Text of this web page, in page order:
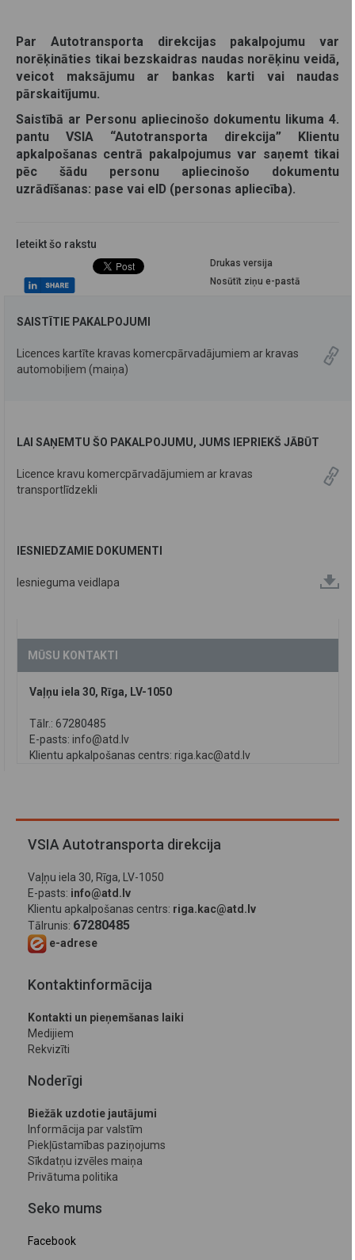
Par Autotransporta direkcijas pakalpojumu var
norēķināties tikai bezskaidras naudas norēķinu veidā,
veicot maksājumu ar bankas karti vai naudas
pārskaitījumu.
Saistībā ar Personu apliecinošo dokumentu likuma 4.
pantu VSIA “Autotransporta direkcija” Klientu
apkalpošanas centrā pakalpojumus var saņemt tikai
pēc šādu personu apliecinošo dokumentu
uzrādīšanas: pase vai eID (personas apliecība).
Ieteikt šo rakstu
Drukas versija
Nosūtīt ziņu e-pastā
SAISTĪTIE PAKALPOJUMI
Licences kartīte kravas komercpārvadājumiem ar kravas
automobiļiem (maiņa)
LAI SAŅEMTU ŠO PAKALPOJUMU, JUMS IEPRIEKŠ JĀBŪT
Licence kravu komercpārvadājumiem ar kravas
transportlīdzekli
IESNIEDZAMIE DOKUMENTI
Iesnieguma veidlapa
MŪSU KONTAKTI
Vaļņu iela 30, Rīga, LV-1050
Tālr.: 67280485
E-pasts: info@atd.lv
Klientu apkalpošanas centrs: riga.kac@atd.lv
VSIA Autotransporta direkcija
Vaļņu iela 30, Rīga, LV-1050
E-pasts: info@atd.lv
Klientu apkalpošanas centrs: riga.kac@atd.lv
Tālrunis: 67280485
e-adrese
Kontaktinformācija
Kontakti un pieņemšanas laiki
Medijiem
Rekvizīti
Noderīgi
Biežāk uzdotie jautājumi
Informācija par valstīm
Piekļūstamības paziņojums
Sīkdatņu izvēles maiņa
Privātuma politika
Seko mums
Facebook